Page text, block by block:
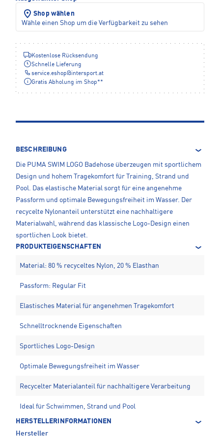
Shop wählen
Wähle einen Shop um die Verfügbarkeit zu sehen
Kostenlose Rücksendung
Schnelle Lieferung
service.eshop@intersport.at
Gratis Abholung im Shop**
BESCHREIBUNG
Die PUMA SWIM LOGO Badehose überzeugen mit sportlichem
Design und hohem Tragekomfort für Training, Strand und
Pool. Das elastische Material sorgt für eine angenehme
Passform und optimale Bewegungsfreiheit im Wasser. Der
recycelte Nylonanteil unterstützt eine nachhaltigere
Materialwahl, während das klassische Logo-Design einen
sportlichen Look bietet.
PRODUKTEIGENSCHAFTEN
Material: 80 % recyceltes Nylon, 20 % Elasthan
Passform: Regular Fit
Elastisches Material für angenehmen Tragekomfort
Schnelltrocknende Eigenschaften
Sportliches Logo-Design
Optimale Bewegungsfreiheit im Wasser
Recycelter Materialanteil für nachhaltigere Verarbeitung
Ideal für Schwimmen, Strand und Pool
HERSTELLERINFORMATIONEN
Hersteller